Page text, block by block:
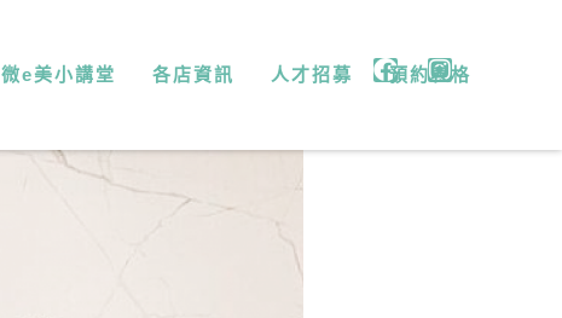
微e美小講堂 各店資訊 人才招募 預約表格